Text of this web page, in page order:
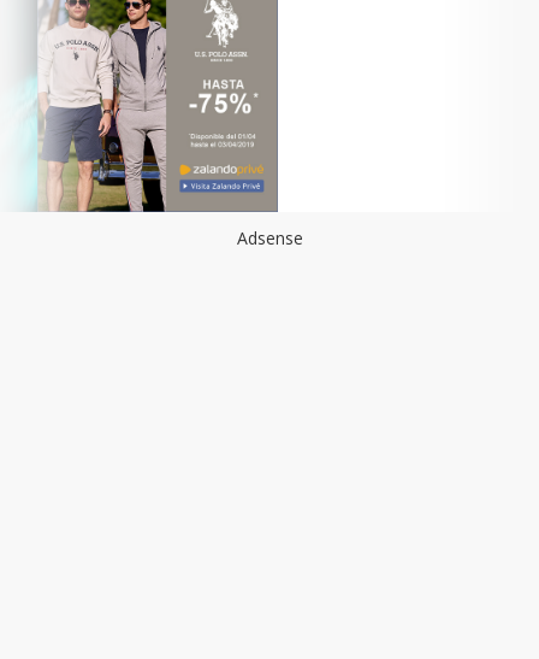
Adsense